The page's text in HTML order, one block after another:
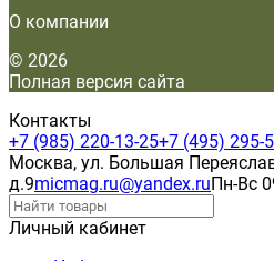
О компании
© 2026
Полная версия сайта
Контакты
+7 (985) 220-13-25+7 (495) 295-
Москва, ул. Большая
д.9micmag.ru@yandex.ruПн-Вс
Личный кабинет